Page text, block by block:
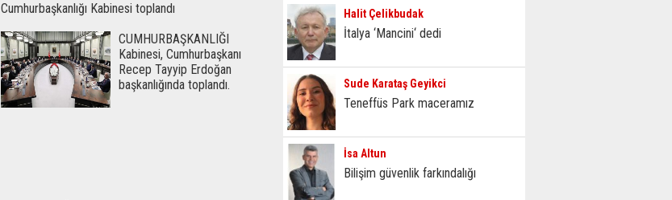
Cumhurbaşkanlığı Kabinesi toplandı
CUMHURBAŞKANLIĞI
Kabinesi, Cumhurbaşkanı
Recep Tayyip Erdoğan
başkanlığında toplandı.
Halit Çelikbudak
İtalya ‘Mancini‘ dedi
Sude Karataş Geyikci
Teneffüs Park maceramız
İsa Altun
Bilişim güvenlik farkındalığı